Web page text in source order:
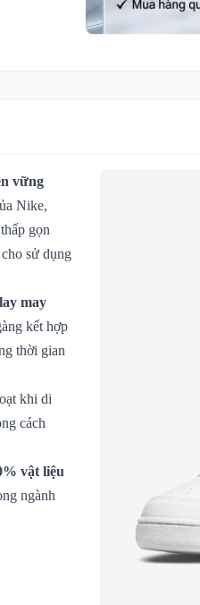
vững
Nike,
gọn
sử dụng
may
kết hợp
thời gian
khi di
cách
vật liệu
ngành